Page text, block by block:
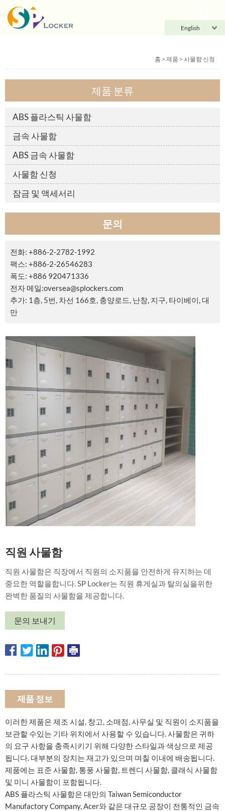
English
홈 > 제품 > 사물함 신청
제품 분류
ABS 플라스틱 사물함
금속 사물함
ABS 금속 사물함
사물함 신청
잠금 및 액세서리
문의
전화: +886-2-2782-1992
팩스: +886-2-26546283
폭도: +886 920471336
전자 메일:oversea@splockers.com
추가: 1층, 5번, 차선 166호, 충양로드, 난창, 지구, 타이베이, 대
만
직원 사물함
직원 사물함은 직장에서 직원의 소지품을 안전하게 유지하는 데
중요한 역할을합니다. SP Locker는 직원 휴게실과 탈의실을위한
완벽한 품질의 사물함을 제공합니다.
문의 보내기
제품 정보
이러한 제품은 제조 시설, 창고, 소매점, 사무실 및 직원이 소지품을
보관할 수있는 기타 위치에서 사용할 수 있습니다. 사물함은 귀하
의 요구 사항을 충족시키기 위해 다양한 스타일과 색상으로 제공
됩니다. 대부분의 장치는 재고가 있으며 며칠 이내에 배송됩니다.
제품에는 표준 사물함, 통풍 사물함, 트렌디 사물함, 클래식 사물함
및 미니 사물함이 포함됩니다.
ABS 플라스틱 사물함은 대만의 Taiwan Semiconductor
Manufactory Company, Acer와 같은 대규모 공장이 전통적인 금속